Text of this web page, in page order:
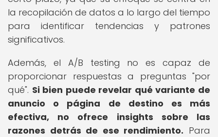
la recopilación de datos a lo largo del tiempo
para identificar tendencias y patrones
significativos.
Además, el A/B testing no es capaz de
proporcionar respuestas a preguntas "por
qué". Si bien puede revelar qué variante de
anuncio o página de destino es más
efectiva, no ofrece insights sobre las
razones detrás de ese rendimiento. Para